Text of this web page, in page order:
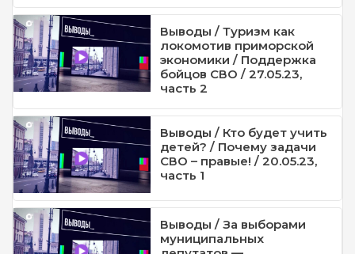
Выводы / Туризм как
локомотив приморской
экономики / Поддержка
бойцов СВО / 27.05.23,
часть 2
Выводы / Кто будет учить
детей? / Почему задачи
СВО – правые! / 20.05.23,
часть 1
Выводы / За выборами
муниципальных